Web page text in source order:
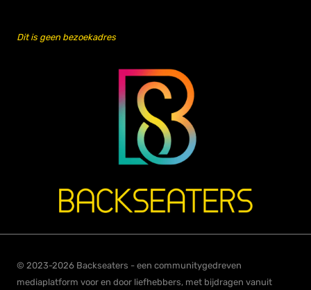
Dit is geen bezoekadres
© 2023-2026 Backseaters - een communitygedreven
mediaplatform voor en door liefhebbers, met bijdragen vanuit